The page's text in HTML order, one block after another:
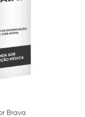
Brava